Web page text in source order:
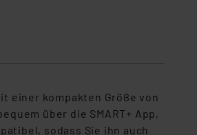
einer kompakten Größe von
über die SMART+ App,
sodass Sie ihn auch